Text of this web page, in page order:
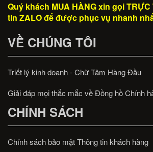
Quý khách MUA HÀNG xin gọi
tin ZALO để được phục vụ nhanh
VỀ CHÚNG TÔI
Triết lý kinh doanh - Chữ Tâm Hàng Đầu
Giải đáp mọi thắc mắc về Đồng hồ Chính
CHÍNH SÁCH
Chính sách bảo mật Thông tin khách hàng